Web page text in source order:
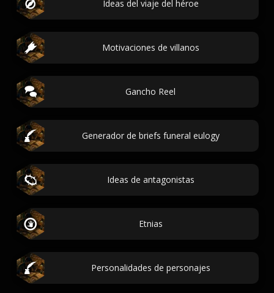
Ideas del viaje del héroe
Motivaciones de villanos
Gancho Reel
Generador de briefs funeral eulogy
Ideas de antagonistas
Etnias
Personalidades de personajes